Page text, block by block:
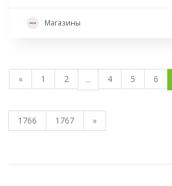
Магазины
« 1 2 ... 4 5 6
1766
1767 »